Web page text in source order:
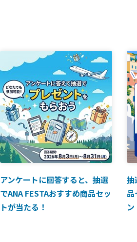
アンケートに回答すると、抽選
でANA FESTAおすすめ商品セッ
トが当たる！
抽
ン